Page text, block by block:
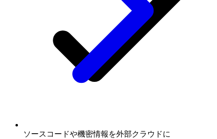
ソースコードや機密情報を外部クラウドに